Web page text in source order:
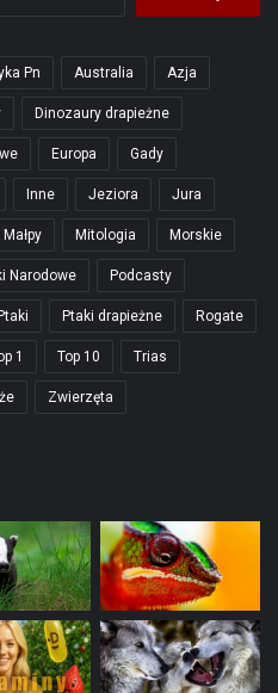
Pn Australia Azja
Dinozaury drapieżne
Europa Gady
Inne Jeziora Jura
Małpy Mitologia Morskie
Narodowe Podcasty
Ptaki drapieżne Rogate
1 Top 10 Trias
Zwierzęta